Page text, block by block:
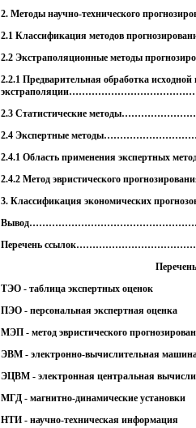
2. Методы научно-технического
2.1 Классификация методов
2.2 Экстраполяционные методы
2.2.1 Предварительная обработка
2.3 Статистические
2.4 Экспертные
2.4.1 Область применения
2.4.2 Метод эвристического
3. Классификация экономических
Перечень
ТЭО - таблица экспертных оценок
ПЭО - персональная экспертная оценка
МЭП - метод эвристического
ЭВМ - электронно-вычислительная
ЭЦВМ - электронная центральная
МГД - магнитно-динамические установки
НТИ - научно-техническая информация